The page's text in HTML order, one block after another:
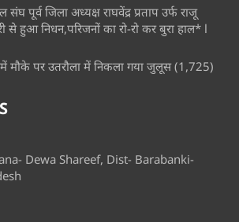
पूर्व जिला अध्यक्ष राघवेंद्र प्रताप उर्फ राजू
से हुआ निधन,परिजनों का रो-रो कर बुरा हाल* l
मौके पर उतरौला में निकला गया जुलूस (1,725)
Dewa Shareef, Dist- Barabanki-